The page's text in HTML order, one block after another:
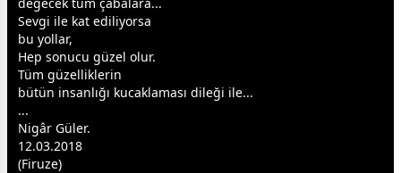
Sevgi ile kat ediliyorsa
bu yollar,
Hep sonucu güzel olur.
Tüm güzelliklerin
bütün insanlığı kucaklaması dileği ile...
...
Nigâr Güler.
12.03.2018
(Firuze)